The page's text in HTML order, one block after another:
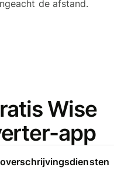
de afstand.
Wise
app